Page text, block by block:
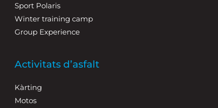
Sport Polaris
Winter training camp
Group Experience
Activitats d’asfalt
Kàrting
Motos